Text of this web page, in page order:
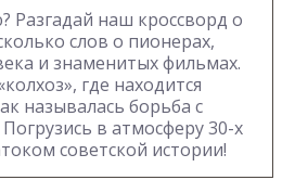
наш кроссворд о
слов о пионерах,
и знаменитых фильмах.
где находится
называлась борьба с
в атмосферу 30-х
советской истории!